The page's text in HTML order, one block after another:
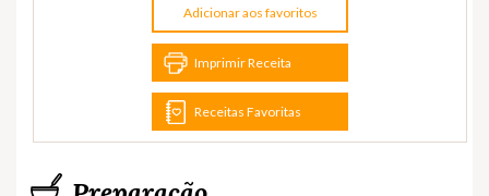
Adicionar aos favoritos
Imprimir Receita
Receitas Favoritas